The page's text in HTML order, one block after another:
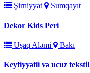
Şirniyyat Sumqayıt
Dekor Kids Peri
Uşaq Aləmi Bakı
Keyfiyyətli və ucuz tekstil